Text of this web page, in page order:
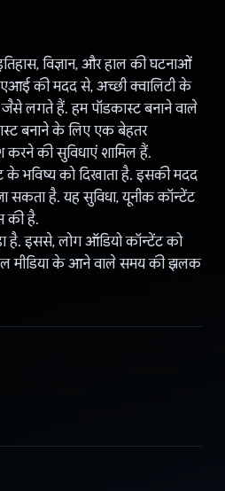
विज्ञान, और हाल की घटनाओं
की मदद से, अच्छी क्वालिटी के
लगते हैं. हम पॉडकास्ट बनाने वाले
बनाने के लिए एक बेहतर
करने की सुविधाएं शामिल हैं.
के भविष्य को दिखाता है. इसकी मदद
सकता है. यह सुविधा, यूनीक कॉन्टेंट
की है.
है. इससे, लोग ऑडियो कॉन्टेंट को
मीडिया के आने वाले समय की झलक